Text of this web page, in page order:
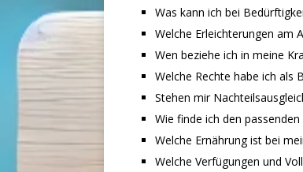
Was kann ich bei
Welche Erleichterungen am
Wen beziehe ich in meine
Welche Rechte habe ich als
Stehen mir
Wie finde ich den passenden
Welche Ernährung ist bei
Welche Verfügungen und